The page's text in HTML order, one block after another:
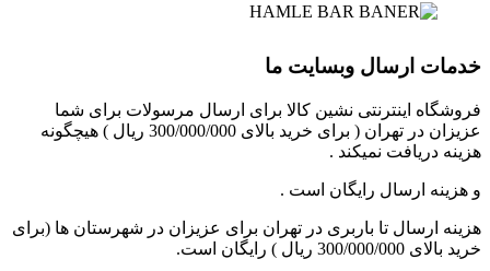
خدمات ارسال وبسایت ما
فروشگاه اینترنتی نشین کالا برای ارسال مرسولات برای شما
عزیزان در تهران ( برای خرید بالای 300/000/000 ریال ) هیچگونه
هزینه دریافت نمیکند .
و هزینه ارسال رایگان است .
هزینه ارسال تا باربری در تهران برای عزیزان در شهرستان ها (برای
خرید بالای 300/000/000 ریال ) رایگان است.